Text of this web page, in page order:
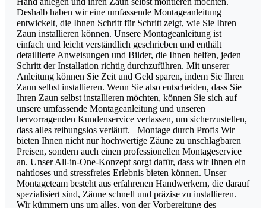
Deshalb haben wir eine umfassende Montageanleitung
entwickelt, die Ihnen Schritt für Schritt zeigt, wie Sie Ihren
Zaun installieren können. Unsere Montageanleitung ist
einfach und leicht verständlich geschrieben und enthält
detaillierte Anweisungen und Bilder, die Ihnen helfen, jeden
Schritt der Installation richtig durchzuführen. Mit unserer
Anleitung können Sie Zeit und Geld sparen, indem Sie Ihren
Zaun selbst installieren. Wenn Sie also entscheiden, dass Sie
Ihren Zaun selbst installieren möchten, können Sie sich auf
unsere umfassende Montageanleitung und unseren
hervorragenden Kundenservice verlassen, um sicherzustellen,
dass alles reibungslos verläuft. Montage durch Profis Wir
bieten Ihnen nicht nur hochwertige Zäune zu unschlagbaren
Preisen, sondern auch einen professionellen Montageservice
an. Unser All-in-One-Konzept sorgt dafür, dass wir Ihnen ein
nahtloses und stressfreies Erlebnis bieten können. Unser
Montageteam besteht aus erfahrenen Handwerkern, die darauf
spezialisiert sind, Zäune schnell und präzise zu installieren.
Wir kümmern uns um alles, von der Vorbereitung des